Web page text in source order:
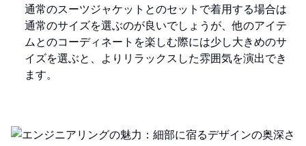
通常のスーツジャケットとのセットで着用する場合は
通常のサイズを選ぶのが良いでしょうが、他のアイテ
ムとのコーディネートを楽しむ際には少し大きめのサ
イズを選ぶと、よりリラックスした雰囲気を演出でき
ます。